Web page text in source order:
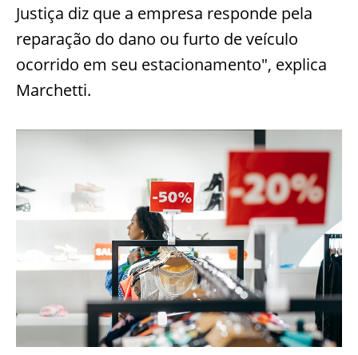
Justiça diz que a empresa responde pela
reparação do dano ou furto de veículo
ocorrido em seu estacionamento", explica
Marchetti.